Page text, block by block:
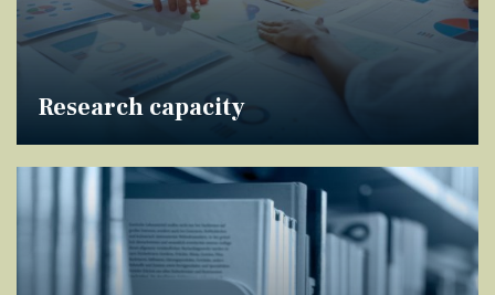
Research capacity